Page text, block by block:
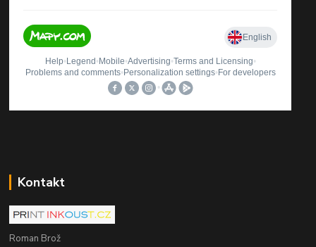
Kontakt
Roman Brož